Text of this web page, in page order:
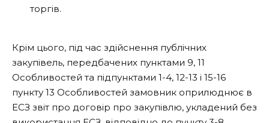
торгів.
Крім цього, під час здійснення публічних
закупівель, передбачених пунктами 9, 11
Особливостей та підпунктами 1-4, 12-13 і 15-16
пункту 13 Особливостей замовник оприлюднює в
ЕСЗ звіт про договір про закупівлю, укладений без